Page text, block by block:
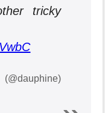
tricky